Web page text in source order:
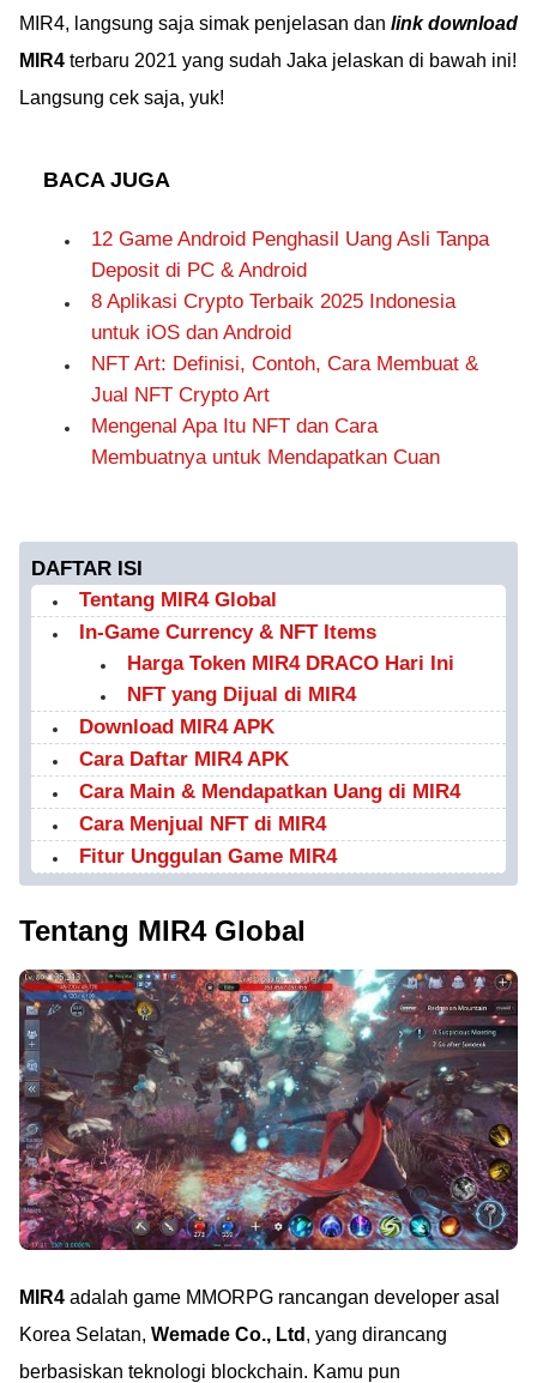
MIR4, langsung saja simak penjelasan dan link download
MIR4 terbaru 2021 yang sudah Jaka jelaskan di bawah ini!
Langsung cek saja, yuk!
BACA JUGA
12 Game Android Penghasil Uang Asli Tanpa
Deposit di PC & Android
8 Aplikasi Crypto Terbaik 2025 Indonesia
untuk iOS dan Android
NFT Art: Definisi, Contoh, Cara Membuat &
Jual NFT Crypto Art
Mengenal Apa Itu NFT dan Cara
Membuatnya untuk Mendapatkan Cuan
DAFTAR ISI
Tentang MIR4 Global
In-Game Currency & NFT Items
Harga Token MIR4 DRACO Hari Ini
NFT yang Dijual di MIR4
Download MIR4 APK
Cara Daftar MIR4 APK
Cara Main & Mendapatkan Uang di MIR4
Cara Menjual NFT di MIR4
Fitur Unggulan Game MIR4
Tentang MIR4 Global
MIR4 adalah game MMORPG rancangan developer asal
Korea Selatan, Wemade Co., Ltd , yang dirancang
berbasiskan teknologi blockchain. Kamu pun